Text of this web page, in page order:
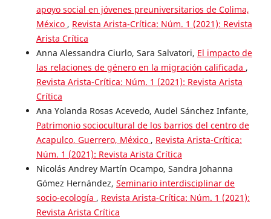
apoyo social en jóvenes preuniversitarios de Colima,
México , Revista Arista-Crítica: Núm. 1 (2021): Revista
Arista Crítica
Anna Alessandra Ciurlo, Sara Salvatori, El impacto de
las relaciones de género en la migración calificada ,
Revista Arista-Crítica: Núm. 1 (2021): Revista Arista
Crítica
Ana Yolanda Rosas Acevedo, Audel Sánchez Infante,
Patrimonio sociocultural de los barrios del centro de
Acapulco, Guerrero, México , Revista Arista-Crítica:
Núm. 1 (2021): Revista Arista Crítica
Nicolás Andrey Martín Ocampo, Sandra Johanna
Gómez Hernández, Seminario interdisciplinar de
socio-ecología , Revista Arista-Crítica: Núm. 1 (2021):
Revista Arista Crítica